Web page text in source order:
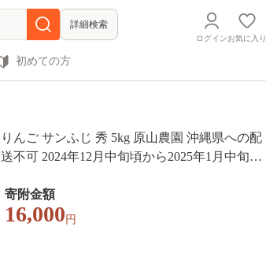
詳細検索
ログインお気に入り
初めての方
りんご サンふじ 秀 5kg 原山農園 沖縄県への配
送不可 2024年12月中旬頃から2025年1月中旬頃
ルーツ リンゴ 林檎 長野 16000円 予約 農家直送
長野県 飯綱町 [0269]
寄附金額
16,000 円